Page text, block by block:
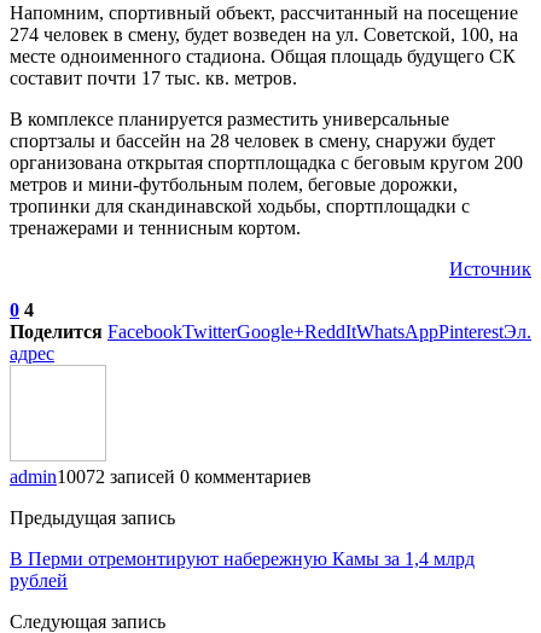
Напомним, спортивный объект, рассчитанный на посещение
274 человек в смену, будет возведен на ул. Советской, 100, на
месте одноименного стадиона. Общая площадь будущего СК
составит почти 17 тыс. кв. метров.
В комплексе планируется разместить универсальные
спортзалы и бассейн на 28 человек в смену, снаружи будет
организована открытая спортплощадка с беговым кругом 200
метров и мини-футбольным полем, беговые дорожки,
тропинки для скандинавской ходьбы, спортплощадки с
тренажерами и теннисным кортом.
Источник
0 4
Поделится FacebookTwitterGoogle+ReddItWhatsAppPinterestЭл.
адрес
admin10072 записей 0 комментариев
Предыдущая запись
В Перми отремонтируют набережную Камы за 1,4 млрд
рублей
Следующая запись